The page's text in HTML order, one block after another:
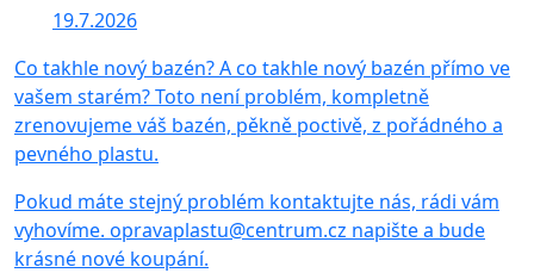
19.7.2026
Co takhle nový bazén? A co takhle nový bazén přímo ve
vašem starém? Toto není problém, kompletně
zrenovujeme váš bazén, pěkně poctivě, z pořádného a
pevného plastu.
Pokud máte stejný problém kontaktujte nás, rádi vám
vyhovíme. opravaplastu@centrum.cz napište a bude
krásné nové koupání.